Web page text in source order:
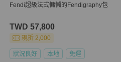
Fendi超級法式慵懶的Fendigraphy包
TWD 57,800
現折 2,000
狀況良好 本地 免運